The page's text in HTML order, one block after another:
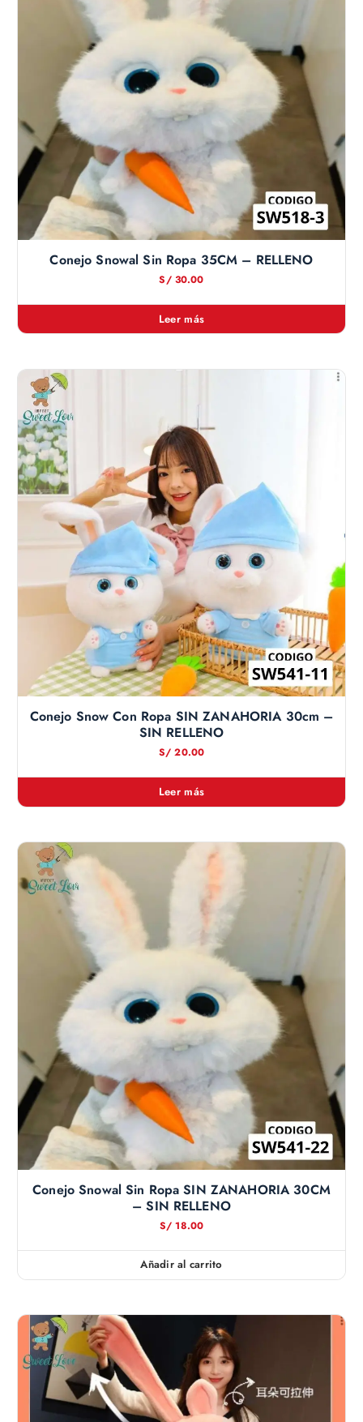
Conejo Snowal Sin Ropa 35CM – RELLENO
S/30.00
Leer más
Conejo Snow Con Ropa SIN ZANAHORIA 30cm –
SIN RELLENO
S/ 20.00
Leer más
Conejo Snowal Sin Ropa SIN ZANAHORIA 30CM
– SIN RELLENO
S/ 18.00
Añadir al carrito